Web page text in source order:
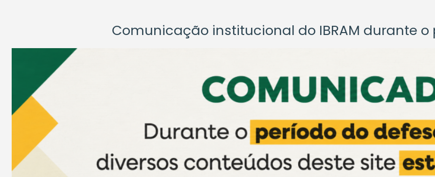
Comunicação institucional do IBRAM durante